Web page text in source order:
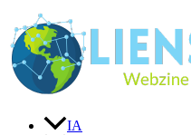
au
contenu
IA